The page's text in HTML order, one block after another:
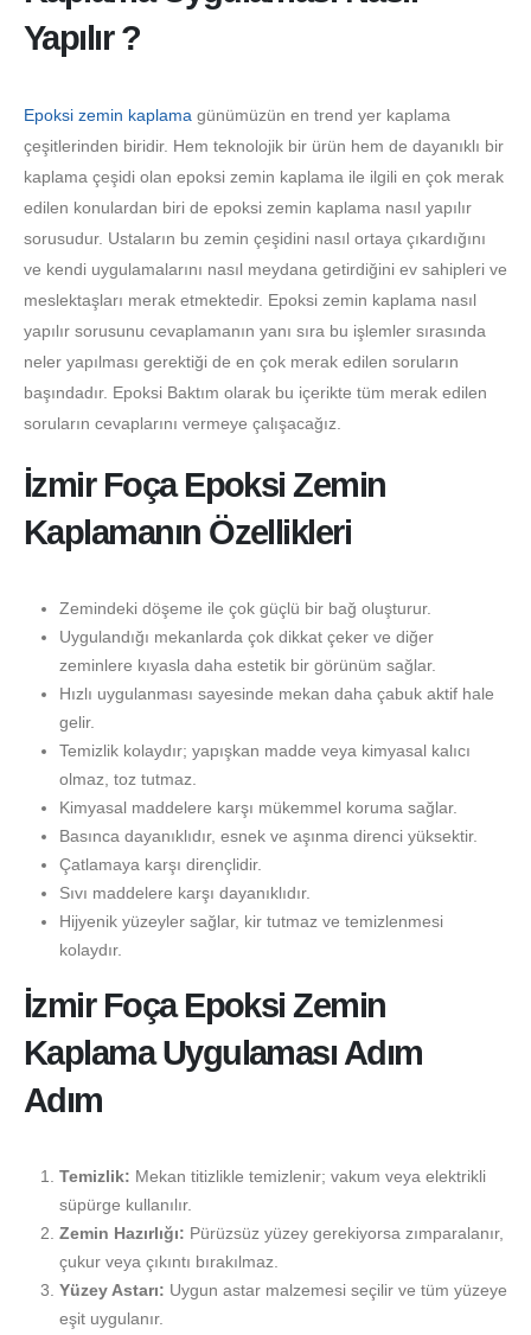
Yapılır ?
Epoksi zemin kaplama günümüzün en trend yer kaplama
çeşitlerinden biridir. Hem teknolojik bir ürün hem de dayanıklı bir
kaplama çeşidi olan epoksi zemin kaplama ile ilgili en çok merak
edilen konulardan biri de epoksi zemin kaplama nasıl yapılır
sorusudur. Ustaların bu zemin çeşidini nasıl ortaya çıkardığını
ve kendi uygulamalarını nasıl meydana getirdiğini ev sahipleri ve
meslektaşları merak etmektedir. Epoksi zemin kaplama nasıl
yapılır sorusunu cevaplamanın yanı sıra bu işlemler sırasında
neler yapılması gerektiği de en çok merak edilen soruların
başındadır. Epoksi Baktım olarak bu içerikte tüm merak edilen
soruların cevaplarını vermeye çalışacağız.
İzmir Foça Epoksi Zemin
Kaplamanın Özellikleri
Zemindeki döşeme ile çok güçlü bir bağ oluşturur.
Uygulandığı mekanlarda çok dikkat çeker ve diğer
zeminlere kıyasla daha estetik bir görünüm sağlar.
Hızlı uygulanması sayesinde mekan daha çabuk aktif hale
gelir.
Temizlik kolaydır; yapışkan madde veya kimyasal kalıcı
olmaz, toz tutmaz.
Kimyasal maddelere karşı mükemmel koruma sağlar.
Basınca dayanıklıdır, esnek ve aşınma direnci yüksektir.
Çatlamaya karşı dirençlidir.
Sıvı maddelere karşı dayanıklıdır.
Hijyenik yüzeyler sağlar, kir tutmaz ve temizlenmesi
kolaydır.
İzmir Foça Epoksi Zemin
Kaplama Uygulaması Adım
Adım
Temizlik: Mekan titizlikle temizlenir; vakum veya elektrikli
süpürge kullanılır.
Zemin Hazırlığı: Pürüzsüz yüzey gerekiyorsa zımparalanır,
çukur veya çıkıntı bırakılmaz.
Yüzey Astarı: Uygun astar malzemesi seçilir ve tüm yüzeye
eşit uygulanır.